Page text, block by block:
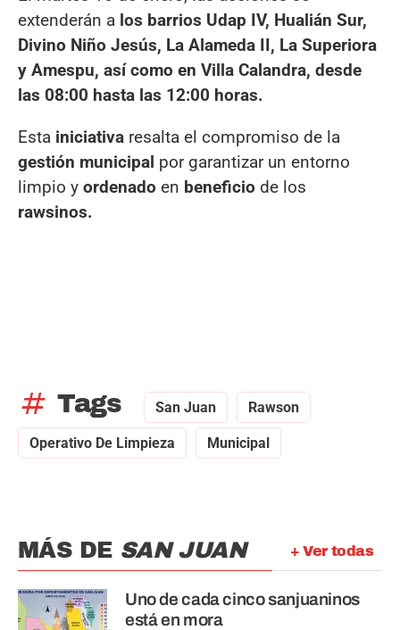
extenderán a los barrios Udap IV, Hualián Sur,
Divino Niño Jesús, La Alameda II, La Superiora
y Amespu, así como en Villa Calandra, desde
las 08:00 hasta las 12:00 horas.
Esta iniciativa resalta el compromiso de la
gestión municipal por garantizar un entorno
limpio y ordenado en beneficio de los
rawsinos.
tag Tags San Juan Rawson
Operativo De Limpieza Municipal
+ Ver todas
MÁS DE SAN JUAN
Uno de cada cinco sanjuaninos
está en mora